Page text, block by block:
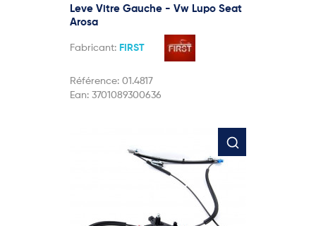
Leve Vitre Gauche - Vw Lupo Seat
Arosa
Fabricant: FIRST
Référence: 01.4817
Ean: 3701089300636